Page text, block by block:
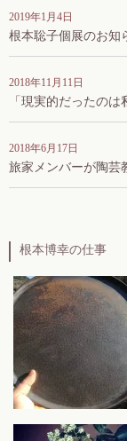
2019年1月4日
根本聡子個展のお知
2018年11月11日
「現実的だったの
2018年6月17日
旅家メンバーが陶芸
根本博幸の仕事